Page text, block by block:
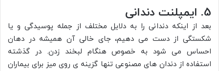
5. ایمپلنت دندانی
بعد از اینکه دندانی را به دلایل مختلف از جمله پوسیدگی و یا
شکستگی از دست می دهیم، جای خالی آن همیشه در دهان
احساس می شود به خصوص هنگام لبخند زدن. در گذشته
استفاده از دندان های مصنوعی تنها گزینه ی روی میز برای بیماران